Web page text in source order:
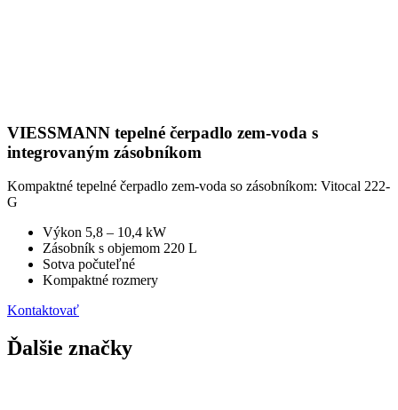
VIESSMANN tepelné čerpadlo zem-voda s
integrovaným zásobníkom
Kompaktné tepelné čerpadlo zem-voda so zásobníkom: Vitocal 222-
G
Výkon 5,8 – 10,4 kW
Zásobník s objemom 220 L
Sotva počuteľné
Kompaktné rozmery
Kontaktovať
Ďalšie značky